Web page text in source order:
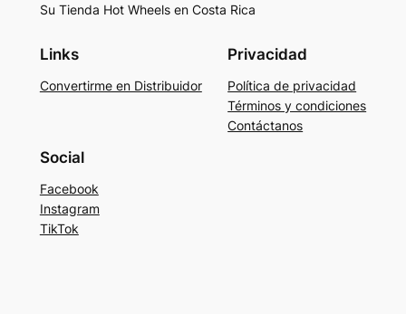
Su Tienda Hot Wheels en Costa Rica
Links
Convertirme en Distribuidor
Privacidad
Política de privacidad
Términos y condiciones
Contáctanos
Social
Facebook
Instagram
TikTok